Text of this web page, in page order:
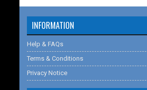
INFORMATION
Help & FAQs
Terms & Conditions
Privacy Notice